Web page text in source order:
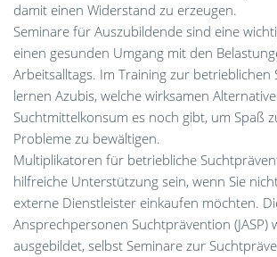
damit einen Widerstand zu erzeugen.
Seminare für Auszubildende sind eine
einen gesunden Umgang mit den
Arbeitsalltags. Im Training zur betrieblichen
lernen Azubis, welche wirksamen
Suchtmittelkonsum es noch gibt, um Spaß
Probleme zu bewältigen.
Multiplikatoren für betriebliche
hilfreiche Unterstützung sein, wenn Sie
externe Dienstleister einkaufen möchten.
Ansprechpersonen Suchtprävention (JASP)
ausgebildet, selbst Seminare zur